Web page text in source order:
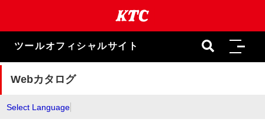
ま
キ
ツールオフィシャルサイト
Webカタログ
Select Language